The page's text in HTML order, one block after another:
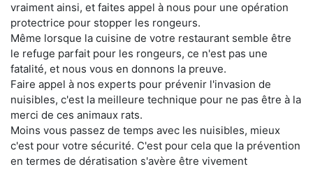
vraiment ainsi, et faites appel à nous pour une opération
protectrice pour stopper les rongeurs.
Même lorsque la cuisine de votre restaurant semble être
le refuge parfait pour les rongeurs, ce n'est pas une
fatalité, et nous vous en donnons la preuve.
Faire appel à nos experts pour prévenir l'invasion de
nuisibles, c'est la meilleure technique pour ne pas être à la
merci de ces animaux rats.
Moins vous passez de temps avec les nuisibles, mieux
c'est pour votre sécurité. C'est pour cela que la prévention
en termes de dératisation s'avère être vivement